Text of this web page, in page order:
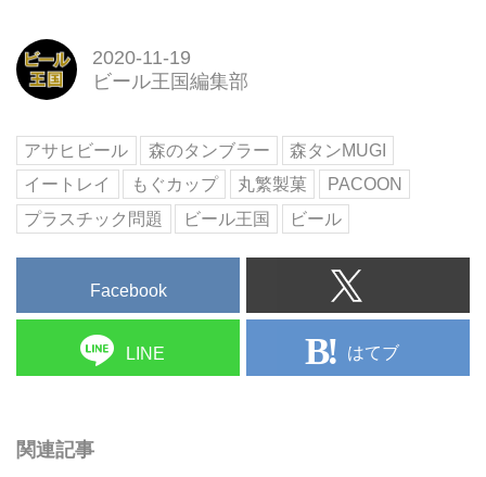
に取り組むパートナーたちをご紹
2020-11-19
ビール王国編集部
アサヒビール 森のタンブラー
森タンMUGI
イートレイ
もぐカップ 丸繁製菓
PACOON
プラスチック問題
ビール王国 ビール
Facebook
LINE はてブ
関連記事